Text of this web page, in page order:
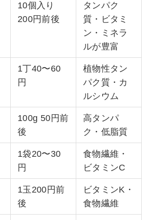
10個入り
200円前後
タンパク
質・ビタミ
ン・ミネラ
ルが豊富
1丁40〜60
円
植物性タン
パク質・カ
ルシウム
100g 50円前
後
高タンパ
ク・低脂質
1袋20〜30
円
食物繊維・
ビタミンC
1玉200円前
後
ビタミンK・
食物繊維